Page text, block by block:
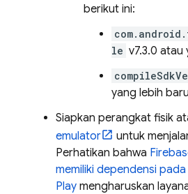
berikut ini:
le v7.3.0 atau
yang lebih baru
Siapkan perangkat fisik
emulator
untuk
Perhatikan bahwa
memiliki dependensi
Play mengharuskan